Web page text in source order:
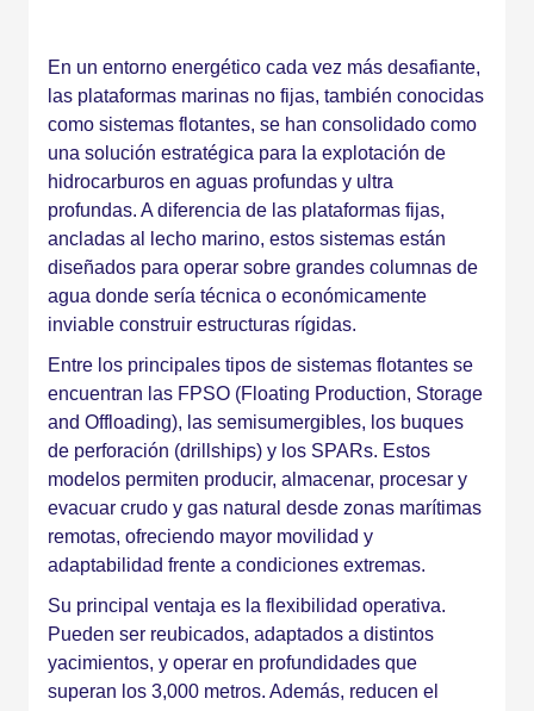
En un entorno energético cada vez más desafiante,
las plataformas marinas no fijas, también conocidas
como sistemas flotantes, se han consolidado como
una solución estratégica para la explotación de
hidrocarburos en aguas profundas y ultra
profundas. A diferencia de las plataformas fijas,
ancladas al lecho marino, estos sistemas están
diseñados para operar sobre grandes columnas de
agua donde sería técnica o económicamente
inviable construir estructuras rígidas.
Entre los principales tipos de sistemas flotantes se
encuentran las FPSO (Floating Production, Storage
and Offloading), las semisumergibles, los buques
de perforación (drillships) y los SPARs. Estos
modelos permiten producir, almacenar, procesar y
evacuar crudo y gas natural desde zonas marítimas
remotas, ofreciendo mayor movilidad y
adaptabilidad frente a condiciones extremas.
Su principal ventaja es la flexibilidad operativa.
Pueden ser reubicados, adaptados a distintos
yacimientos, y operar en profundidades que
superan los 3,000 metros. Además, reducen el